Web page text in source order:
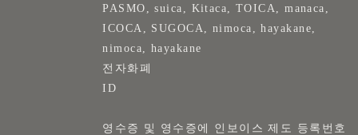
PASMO, suica, Kitaca, TOICA, manaca,
ICOCA, SUGOCA, nimoca, hayakane,
nimoca, hayakane
전자화폐
ID
영수증 및 영수증에 인보이스 제도 등록번호